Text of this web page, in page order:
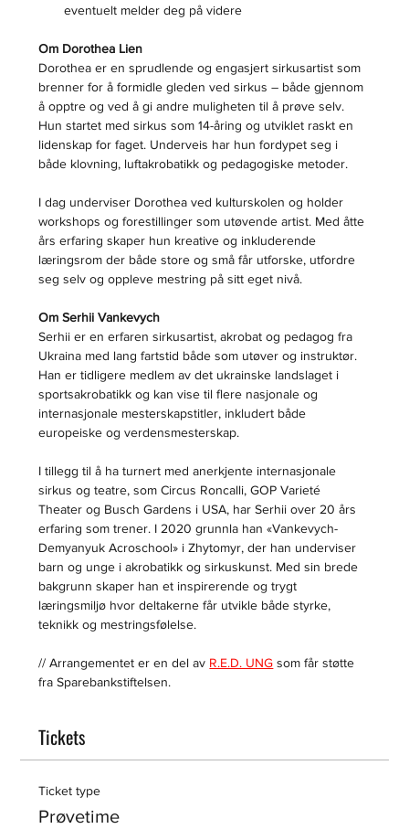
eventuelt melder deg på videre
Om Dorothea Lien
Dorothea er en sprudlende og engasjert sirkusartist som
brenner for å formidle gleden ved sirkus – både gjennom
å opptre og ved å gi andre muligheten til å prøve selv.
Hun startet med sirkus som 14-åring og utviklet raskt en
lidenskap for faget. Underveis har hun fordypet seg i
både klovning, luftakrobatikk og pedagogiske metoder.
I dag underviser Dorothea ved kulturskolen og holder
workshops og forestillinger som utøvende artist. Med åtte
års erfaring skaper hun kreative og inkluderende
læringsrom der både store og små får utforske, utfordre
seg selv og oppleve mestring på sitt eget nivå.
Om Serhii Vankevych
Serhii er en erfaren sirkusartist, akrobat og pedagog fra
Ukraina med lang fartstid både som utøver og instruktør.
Han er tidligere medlem av det ukrainske landslaget i
sportsakrobatikk og kan vise til flere nasjonale og
internasjonale mesterskapstitler, inkludert både
europeiske og verdensmesterskap.
I tillegg til å ha turnert med anerkjente internasjonale
sirkus og teatre, som Circus Roncalli, GOP Varieté
Theater og Busch Gardens i USA, har Serhii over 20 års
erfaring som trener. I 2020 grunnla han «Vankevych-
Demyanyuk Acroschool» i Zhytomyr, der han underviser
barn og unge i akrobatikk og sirkuskunst. Med sin brede
bakgrunn skaper han et inspirerende og trygt
læringsmiljø hvor deltakerne får utvikle både styrke,
teknikk og mestringsfølelse.
// Arrangementet er en del av R.E.D. UNG som får støtte
fra Sparebankstiftelsen.
Tickets
Ticket type
Prøvetime